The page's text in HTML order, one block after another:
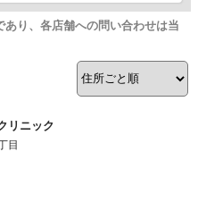
り、各店舗への問い合わせは当
リニック
目